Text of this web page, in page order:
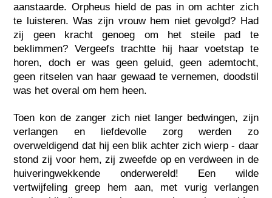
aanstaarde. Orpheus hield de pas in om achter zich
te luisteren. Was zijn vrouw hem niet gevolgd? Had
zij geen kracht genoeg om het steile pad te
beklimmen? Vergeefs trachtte hij haar voetstap te
horen, doch er was geen geluid, geen ademtocht,
geen ritselen van haar gewaad te vernemen, doodstil
was het overal om hem heen.
Toen kon de zanger zich niet langer bedwingen, zijn
verlangen en liefdevolle zorg werden zo
overweldigend dat hij een blik achter zich wierp - daar
stond zij voor hem, zij zweefde op en verdween in de
huiveringwekkende onderwereld! Een wilde
vertwijfeling greep hem aan, met vurig verlangen